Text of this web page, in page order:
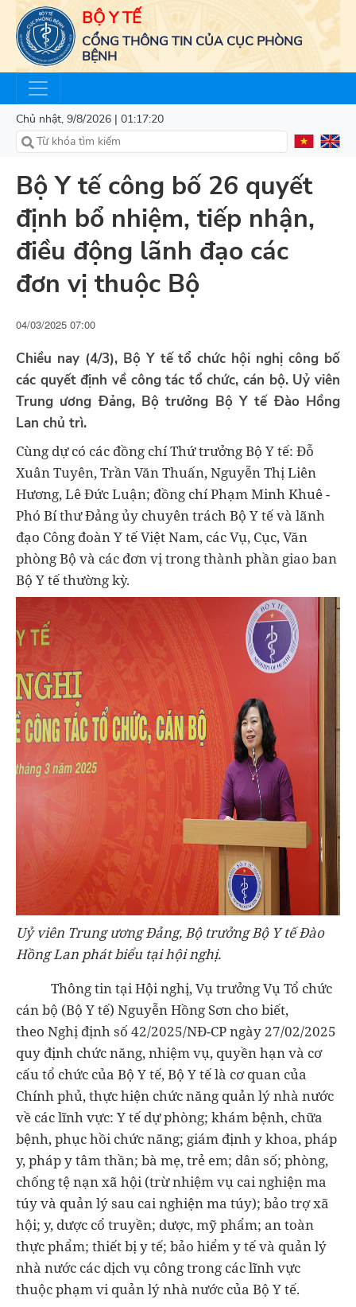
BỘ Y TẾ
CỔNG THÔNG TIN CỦA CỤC PHÒNG
BỆNH
Chủ nhật, 9/8/2026 | 01:17:21
​Bộ Y tế công bố 26 quyết
định bổ nhiệm, tiếp nhận,
điều động lãnh đạo các
đơn vị thuộc Bộ
04/03/2025 07:00
Chiều nay (4/3), Bộ Y tế tổ chức hội nghị công bố
các quyết định về công tác tổ chức, cán bộ. Uỷ viên
Trung ương Đảng, Bộ trưởng Bộ Y tế Đào Hồng
Lan chủ trì.
Cùng dự có các đồng chí Thứ trưởng Bộ Y tế: Đỗ
Xuân Tuyên, Trần Văn Thuấn, Nguyễn Thị Liên
Hương, Lê Đức Luận; đồng chí Phạm Minh Khuê -
Phó Bí thư Đảng ủy chuyên trách Bộ Y tế và lãnh
đạo Công đoàn Y tế Việt Nam, các Vụ, Cục, Văn
phòng Bộ và các đơn vị trong thành phần giao ban
Bộ Y tế thường kỳ.
Uỷ viên Trung ương Đảng, Bộ trưởng Bộ Y tế Đào
Hồng Lan phát biểu tại hội nghị.
Thông tin tại Hội nghị, Vụ trưởng Vụ Tổ chức
cán bộ (Bộ Y tế) Nguyễn Hồng Sơn cho biết,
theoNghị định số 42/2025/NĐ-CP ngày 27/02/2025
quy định chức năng, nhiệm vụ, quyền hạn và cơ
cấu tổ chức của Bộ Y tế, Bộ Y tế là cơ quan của
Chính phủ, thực hiện chức năng quản lý nhà nước
về các lĩnh vực: Y tế dự phòng; khám bệnh, chữa
bệnh, phục hồi chức năng; giám định y khoa, pháp
y, pháp y tâm thần; bà mẹ, trẻ em; dân số; phòng,
chống tệ nạn xã hội (trừ nhiệm vụ cai nghiện ma
túy và quản lý sau cai nghiện ma túy); bảo trợ xã
hội; y, dược cổ truyền; dược, mỹ phẩm; an toàn
thực phẩm; thiết bị y tế; bảo hiểm y tế và quản lý
nhà nước các dịch vụ công trong các lĩnh vực
thuộc phạm vi quản lý nhà nước của Bộ Y tế.